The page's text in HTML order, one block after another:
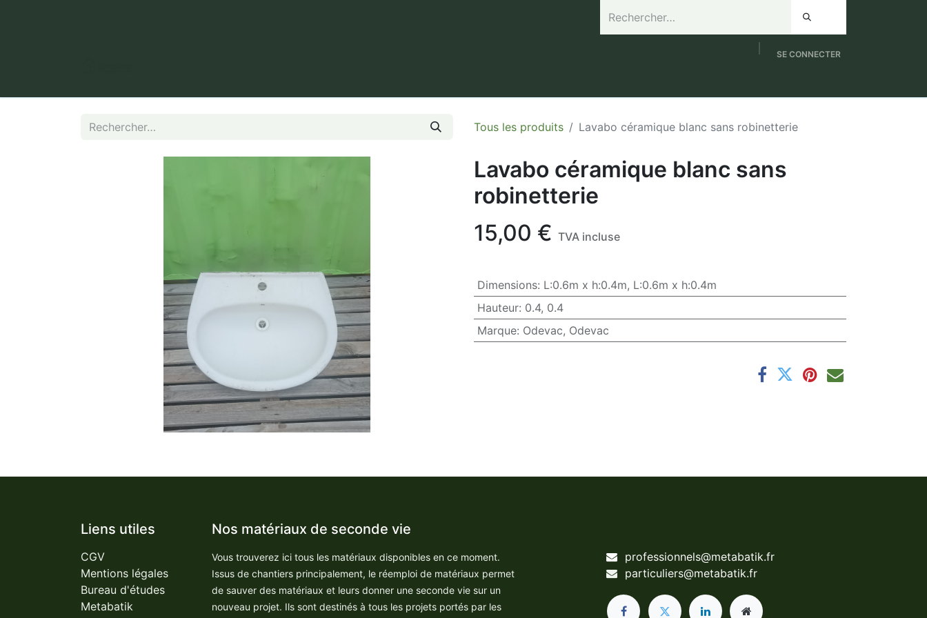
SE CONNECTER
Tous les produits Lavabo céramique blanc sans robinetterie
Lavabo céramique blanc sans
robinetterie
15,00 € TVA incluse
Dimensions: L:0.6m x h:0.4m, L:0.6m x h:0.4m
Hauteur: 0.4, 0.4
Marque: Odevac, Odevac
Liens utiles
CGV
Mentions légales
Bureau d'études
Metabatik
Nos matériaux de seconde vie
Vous trouverez ici tous les matériaux disponibles en ce moment.
Issus de chantiers principalement, le réemploi de matériaux permet
de sauver des matériaux et leurs donner une seconde vie sur un
nouveau projet. Ils sont destinés à tous les projets portés par les
professionnels@metabatik.fr
particuliers@metabatik.fr